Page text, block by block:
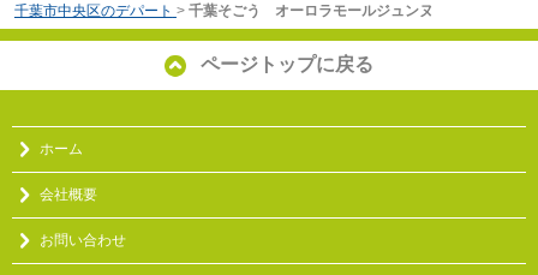
千葉市中央区のデパート > 千葉そごう オーロラモールジュンヌ
ページトップに戻る
ホーム
会社概要
お問い合わせ